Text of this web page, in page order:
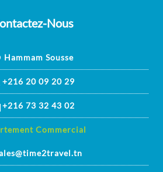
Nous
Hammam Sousse
+216 20 09 20 29
+216 73 32 43 02
Commercial